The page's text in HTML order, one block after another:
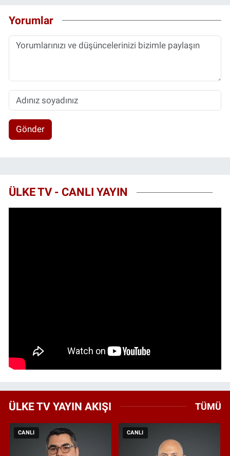
Yorumlar
Gönder
ÜLKE TV - CANLI YAYIN
ÜLKE TV YAYIN AKIŞI TÜMÜ
CANLI CANLI